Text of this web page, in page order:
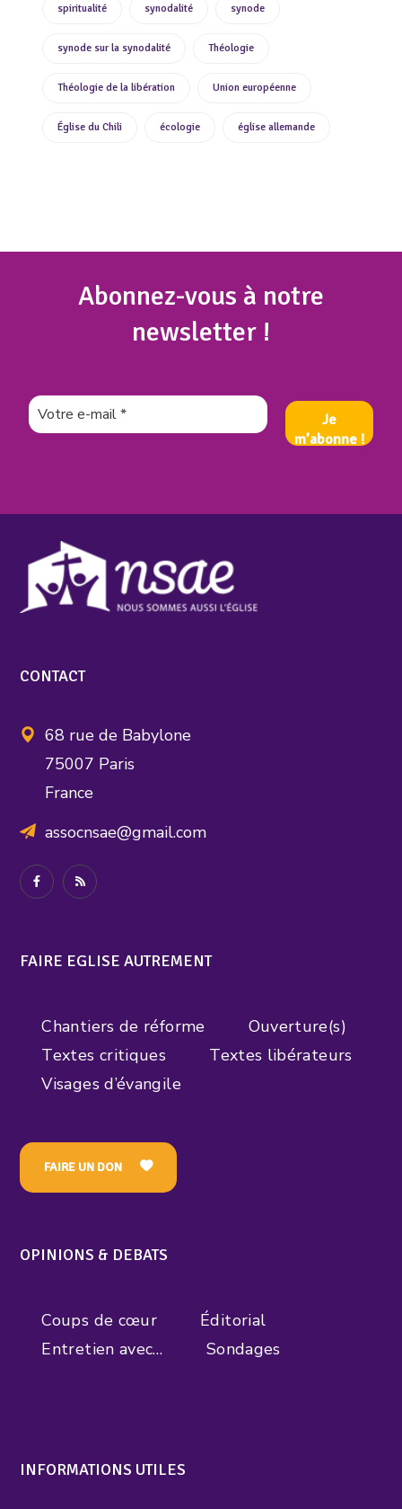
spiritualité synodalité synode
synode sur la synodalité Théologie
Théologie de la libération Union européenne
Église du Chili écologie église allemande
Abonnez-vous à notre
newsletter !
CONTACT
68 rue de Babylone
75007 Paris
France
assocnsae@gmail.com
FAIRE EGLISE AUTREMENT
Chantiers de réforme
Ouverture(s)
Textes critiques
Textes libérateurs
Visages d’évangile
FAIRE UN DON
OPINIONS & DEBATS
Coups de cœur
Éditorial
Entretien avec…
Sondages
INFORMATIONS UTILES